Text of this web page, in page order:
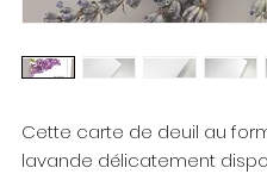
Cette carte de deuil au
lavande délicatement